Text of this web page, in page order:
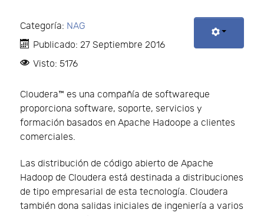
Categoría: NAG
Publicado: 27 Septiembre 2016
Visto: 5176
Cloudera™ es una compañía de softwareque
proporciona software, soporte, servicios y
formación basados en Apache Hadoope a clientes
comerciales.
Las distribución de código abierto de Apache
Hadoop de Cloudera está destinada a distribuciones
de tipo empresarial de esta tecnología. Cloudera
también dona salidas iniciales de ingeniería a varios